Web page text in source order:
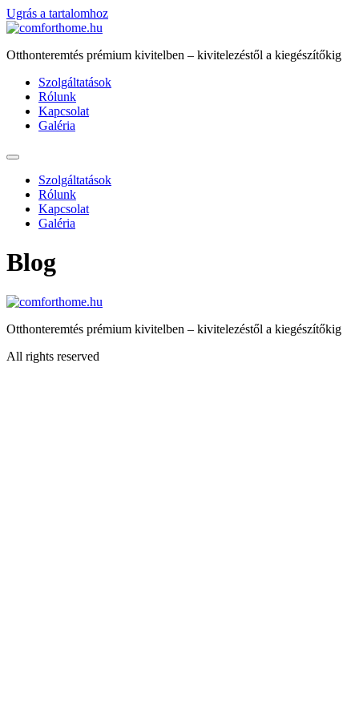
Ugrás a tartalomhoz
Otthonteremtés prémium kivitelben – kivitelezéstől a kiegészítőkig
Szolgáltatások
Rólunk
Kapcsolat
Galéria
Szolgáltatások
Rólunk
Kapcsolat
Galéria
Blog
Otthonteremtés prémium kivitelben – kivitelezéstől a kiegészítőkig
All rights reserved